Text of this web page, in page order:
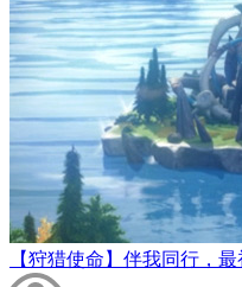
【狩猎使命】伴我同行，